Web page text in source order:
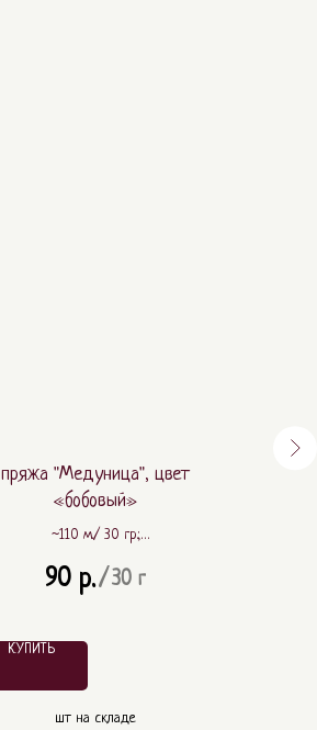
пряжа "Медуница", цвет
«бобовый»
~110 м./ 30 гр.;
90 р./30 г
КУПИТЬ